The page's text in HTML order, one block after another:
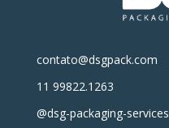
contato@dsgpack.com
11 99822.1263
@dsg-packaging-services